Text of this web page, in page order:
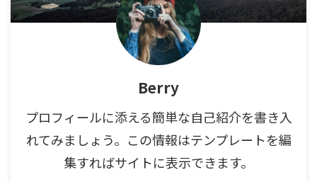
Berry
プロフィールに添える簡単な自己紹介を書き入
れてみましょう。この情報はテンプレートを編
集すればサイトに表示できます。